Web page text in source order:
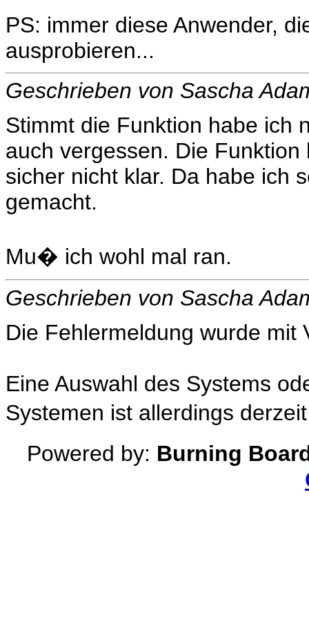
PS: immer diese Anwender,
ausprobieren...
Geschrieben von Sascha
Stimmt die Funktion habe ich
auch vergessen. Die
sicher nicht klar. Da habe ich
gemacht.
Mu� ich wohl mal ran.
Geschrieben von Sascha
Die Fehlermeldung wurde mit
Eine Auswahl des Systems
Systemen ist allerdings
Powered by: Burning